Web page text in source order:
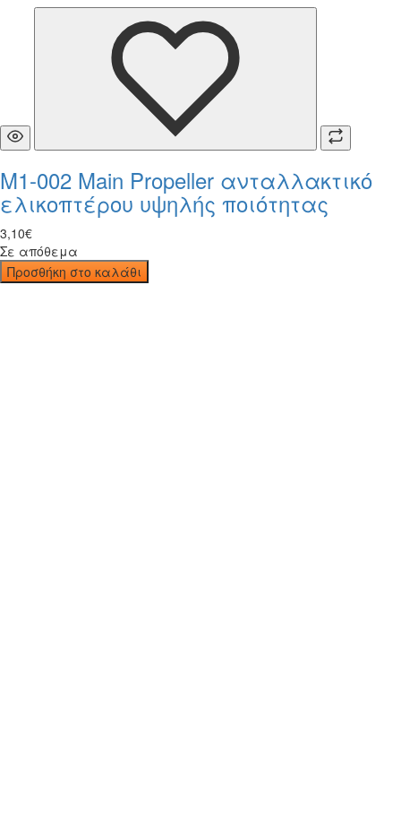
M1-002 Main Propeller ανταλλακτικό
ελικοπτέρου υψηλής ποιότητας
3,10€
Σε απόθεμα
Προσθήκη στο καλάθι